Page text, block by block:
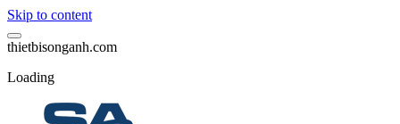
Skip to content
thietbisonganh.com
Loading